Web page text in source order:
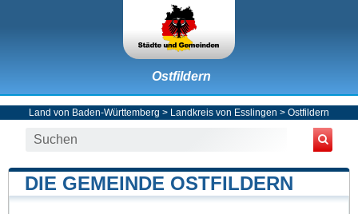
Ostfildern
Land von Baden-Württemberg > Landkreis von Esslingen > Ostfildern
DIE GEMEINDE OSTFILDERN